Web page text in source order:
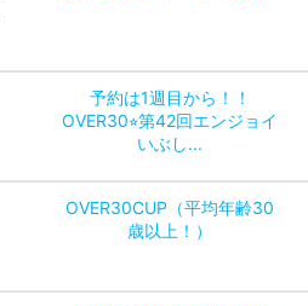
予約は1週目から！！
OVER30⭐︎第42回エンジョイ
いぶし...
OVER30CUP（平均年齢30
歳以上！）